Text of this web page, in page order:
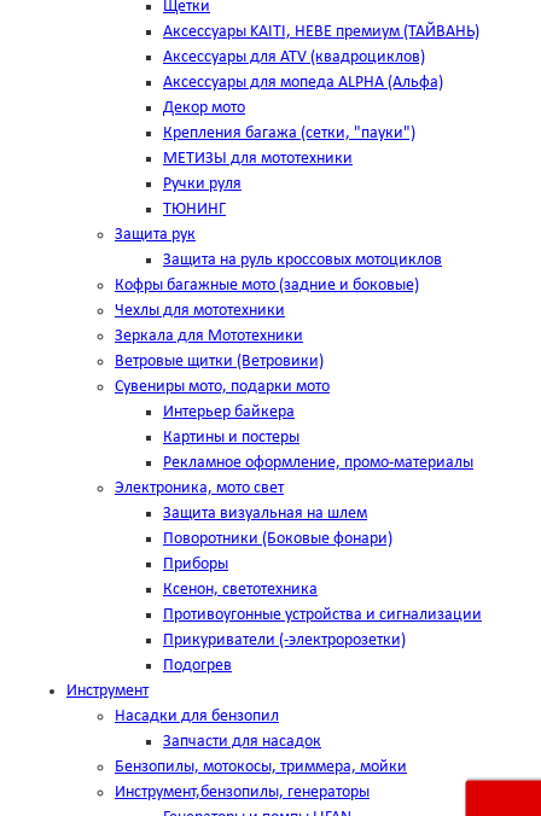
Щетки
Аксессуары KAITI, HEBE премиум (ТАЙВАНЬ)
Аксессуары для ATV (квадроциклов)
Аксессуары для мопеда ALPHA (Альфа)
Декор мото
Крепления багажа (сетки, "пауки")
МЕТИЗЫ для мототехники
Ручки руля
ТЮНИНГ
Защита рук
Защита на руль кроссовых мотоциклов
Кофры багажные мото (задние и боковые)
Чехлы для мототехники
Зеркала для Мототехники
Ветровые щитки (Ветровики)
Сувениры мото, подарки мото
Интерьер байкера
Картины и постеры
Рекламное оформление, промо-материалы
Электроника, мото свет
Защита визуальная на шлем
Поворотники (Боковые фонари)
Приборы
Ксенон, светотехника
Противоугонные устройства и сигнализации
Прикуриватели (-электророзетки)
Подогрев
Инструмент
Насадки для бензопил
Запчасти для насадок
Бензопилы, мотокосы, триммера, мойки
Инструмент,бензопилы, генераторы